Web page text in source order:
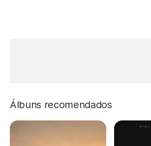
Álbuns recomendados